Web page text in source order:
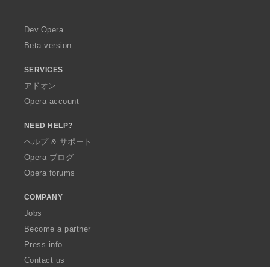
a
Dev.Opera
Beta version
SERVICES
アドオン
Opera account
NEED HELP?
ヘルプ & サポート
Opera ブログ
Opera forums
COMPANY
Jobs
Become a partner
Press info
Contact us